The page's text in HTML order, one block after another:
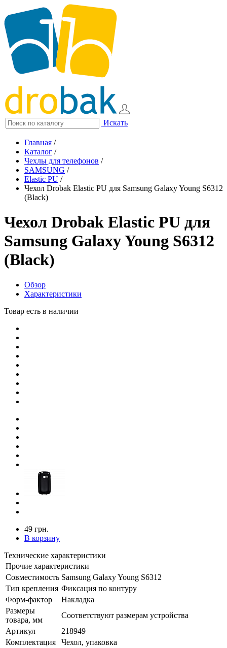
Искать
Главная /
Каталог /
Чехлы для телефонов /
SAMSUNG /
Elastic PU /
Чехол Drobak Elastic PU для Samsung Galaxy Young S6312
(Black)
Чехол Drobak Elastic PU для
Samsung Galaxy Young S6312
(Black)
Обзор
Характеристики
Товар есть в наличии
49 грн.
В корзину
Технические характеристики
Прочие характеристики
Совместимость Samsung Galaxy Young S6312
Тип крепления Фиксация по контуру
Форм-фактор
Накладка
Размеры
товара, мм
Соответствуют размерам устройства
Артикул
218949
Комплектация
Чехол, упаковка